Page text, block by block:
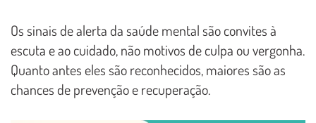
Os sinais de alerta da saúde mental são convites à
escuta e ao cuidado, não motivos de culpa ou vergonha.
Quanto antes eles são reconhecidos, maiores são as
chances de prevenção e recuperação.